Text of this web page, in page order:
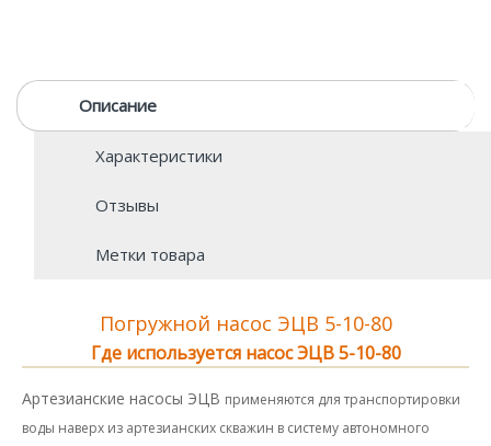
Описание
Характеристики
Отзывы
Метки товара
Погружной насос ЭЦВ 5-10-80
Где используется насос ЭЦВ 5-10-80
Артезианские насосы ЭЦВ применяются для транспортировки
воды наверх из артезианских скважин в систему автономного